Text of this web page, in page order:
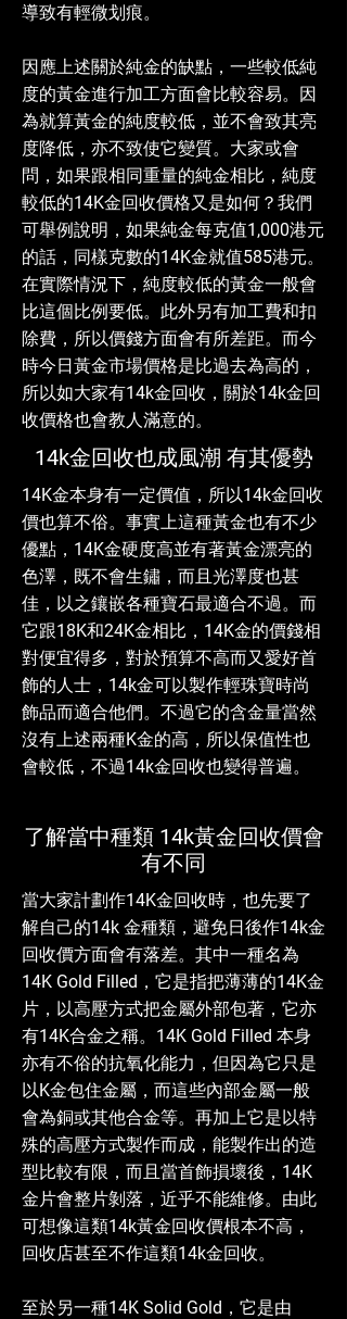
導致有輕微划痕。
因應上述關於純金的缺點，一些較低純
度的黃金進行加工方面會比較容易。因
為就算黃金的純度較低，並不會致其亮
度降低，亦不致使它變質。大家或會
問，如果跟相同重量的純金相比，純度
較低的14K金回收價格又是如何？我們
可舉例說明，如果純金每克值1,000港元
的話，同樣克數的14K金就值585港元。
在實際情況下，純度較低的黃金一般會
比這個比例要低。此外另有加工費和扣
除費，所以價錢方面會有所差距。而今
時今日黃金市場價格是比過去為高的，
所以如大家有14k金回收，關於14k金回
收價格也會教人滿意的。
14k金回收也成風潮 有其優勢
14K金本身有一定價值，所以14k金回收
價也算不俗。事實上這種黃金也有不少
優點，14K金硬度高並有著黃金漂亮的
色澤，既不會生鏽，而且光澤度也甚
佳，以之鑲嵌各種寶石最適合不過。而
它跟18K和24K金相比，14K金的價錢相
對便宜得多，對於預算不高而又愛好首
飾的人士，14k金可以製作輕珠寶時尚
飾品而適合他們。不過它的含金量當然
沒有上述兩種K金的高，所以保值性也
會較低，不過14k金回收也變得普遍。
了解當中種類 14k黃金回收價會
有不同
當大家計劃作14K金回收時，也先要了
解自己的14k 金種類，避免日後作14k金
回收價方面會有落差。其中一種名為
14K Gold Filled，它是指把薄薄的14K金
片，以高壓方式把金屬外部包著，它亦
有14K合金之稱。14K Gold Filled 本身
亦有不俗的抗氧化能力，但因為它只是
以K金包住金屬，而這些內部金屬一般
會為銅或其他合金等。再加上它是以特
殊的高壓方式製作而成，能製作出的造
型比較有限，而且當首飾損壞後，14K
金片會整片剝落，近乎不能維修。由此
可想像這類14k黃金回收價根本不高，
回收店甚至不作這類14k金回收。
至於另一種14K Solid Gold，它是由